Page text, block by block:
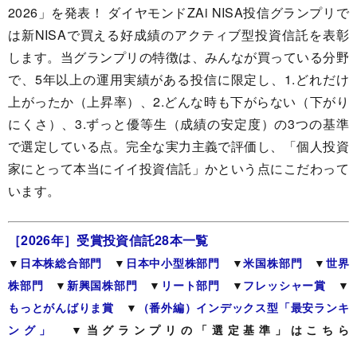
2026」を発表！ ダイヤモンドZAi NISA投信グランプリで
は新NISAで買える好成績のアクティブ型投資信託を表彰
します。当グランプリの特徴は、みんなが買っている分野
で、5年以上の運用実績がある投信に限定し、1.どれだけ
上がったか（上昇率）、2.どんな時も下がらない（下がり
にくさ）、3.ずっと優等生（成績の安定度）の3つの基準
で選定している点。完全な実力主義で評価し、「個人投資
家にとって本当にイイ投資信託」かという点にこだわって
います。
［2026年］受賞投資信託28本一覧
▼ 日本株総合部門 ▼ 日本中小型株部門 ▼米国株部門 ▼ 世界
株部門 ▼ 新興国株部門 ▼ リート部門 ▼ フレッシャー賞 ▼
もっとがんばりま賞 ▼
（番外編）インデックス型「最安ランキ
ング」
▼当グランプリの「選定基準」はこちら